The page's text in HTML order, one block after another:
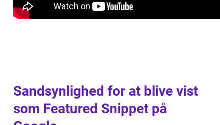
Sandsynlighed for at blive vist
som Featured Snippet på